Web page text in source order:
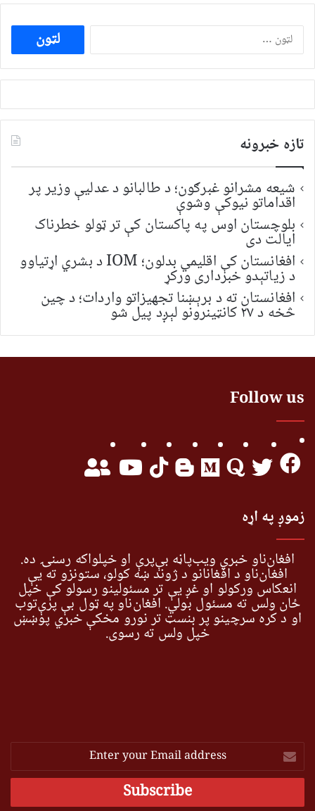
ددی
لپاره
لټون:
تازه خبرونه
شیعه مشرانو غبرګون؛ د طالبانو د عدلیې وزیر پر
اقداماتو نیوکې وشوې
بلوچستان اوس په پاکستان کې تر ټولو خطرناک
ایالت دی
افغانستان کې اقلیمي بدلون؛ IOM د بشري اړتیاوو
د زیاتېدو خبرداری ورکړ
افغانستان ته د برېښنا تجهیزاتو واردات؛ د چین
څخه د ۲۷ کانټینرونو لېږد پیل شو
Follow us
زموږ په اړه
افغان‌ناو خبري ویب‌پاڼه بې‌پرې او خپلواکه رسنۍ ده.
افغان‌ناو د افغانانو د ژوند ښه کولو، ستونزو ته یې
انعکاس ورکولو او غږ یې تر مسئولینو رسولو کې خپل
ځان ولس ته مسئول بولي. افغان‌ناو په ټول بې پرې‌توب
او د کره سرچینو پر بنسټ تر نورو مخکې خبري پوښښ
خپل ولس ته رسوي.
Enter
your
Email